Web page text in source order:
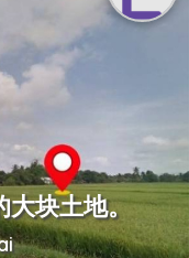
大块土地。